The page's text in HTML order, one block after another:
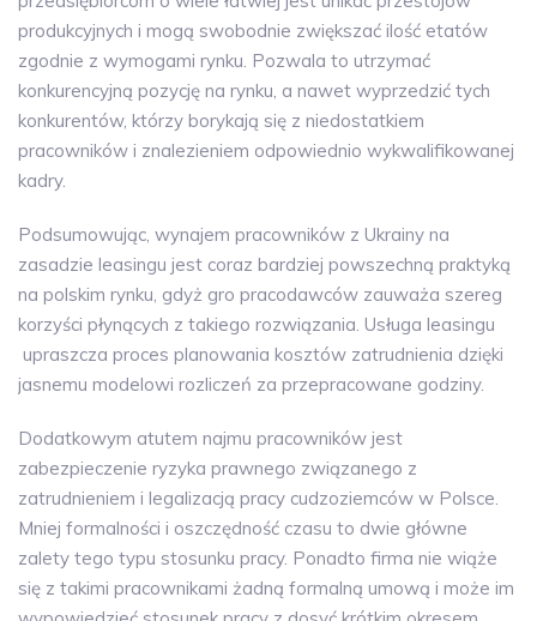
produkcyjnych i mogą swobodnie zwiększać ilość etatów
zgodnie z wymogami rynku. Pozwala to utrzymać
konkurencyjną pozycję na rynku, a nawet wyprzedzić tych
konkurentów, którzy borykają się z niedostatkiem
pracowników i znalezieniem odpowiednio wykwalifikowanej
kadry.
Podsumowując, wynajem pracowników z Ukrainy na
zasadzie leasingu jest coraz bardziej powszechną praktyką
na polskim rynku, gdyż gro pracodawców zauważa szereg
korzyści płynących z takiego rozwiązania. Usługa leasingu
upraszcza proces planowania kosztów zatrudnienia dzięki
jasnemu modelowi rozliczeń za przepracowane godziny.
Dodatkowym atutem najmu pracowników jest
zabezpieczenie ryzyka prawnego związanego z
zatrudnieniem i legalizacją pracy cudzoziemców w Polsce.
Mniej formalności i oszczędność czasu to dwie główne
zalety tego typu stosunku pracy. Ponadto firma nie wiąże
się z takimi pracownikami żadną formalną umową i może im